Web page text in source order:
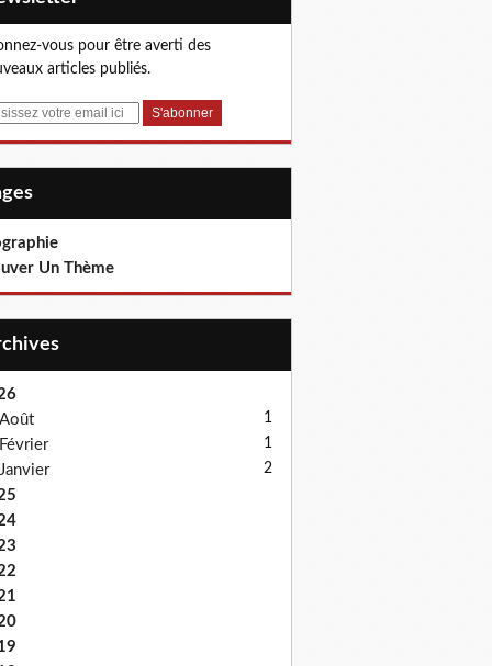
vous pour être averti des
articles publiés.
Un Thème
Août
1
Février 1
Janvier 2